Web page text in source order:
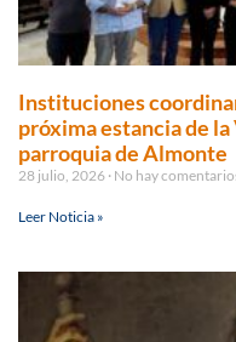
Instituciones
próxima estancia de
parroquia de Almonte
28 julio, 2026 No hay
Leer Noticia »